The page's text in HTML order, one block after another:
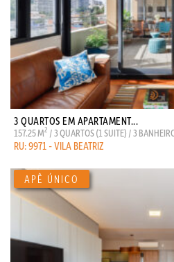
3 QUARTOS EM APARTAMENT...
157.25 M2 / 3 QUARTOS (1 SUITE) / 3
RU: 9971 - VILA BEATRIZ